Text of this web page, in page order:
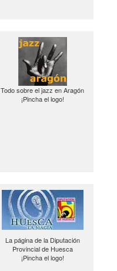
Todo sobre el jazz en Aragón
¡Pincha el logo!
La página de la Diputación
Provincial de Huesca
¡Pincha el logo!